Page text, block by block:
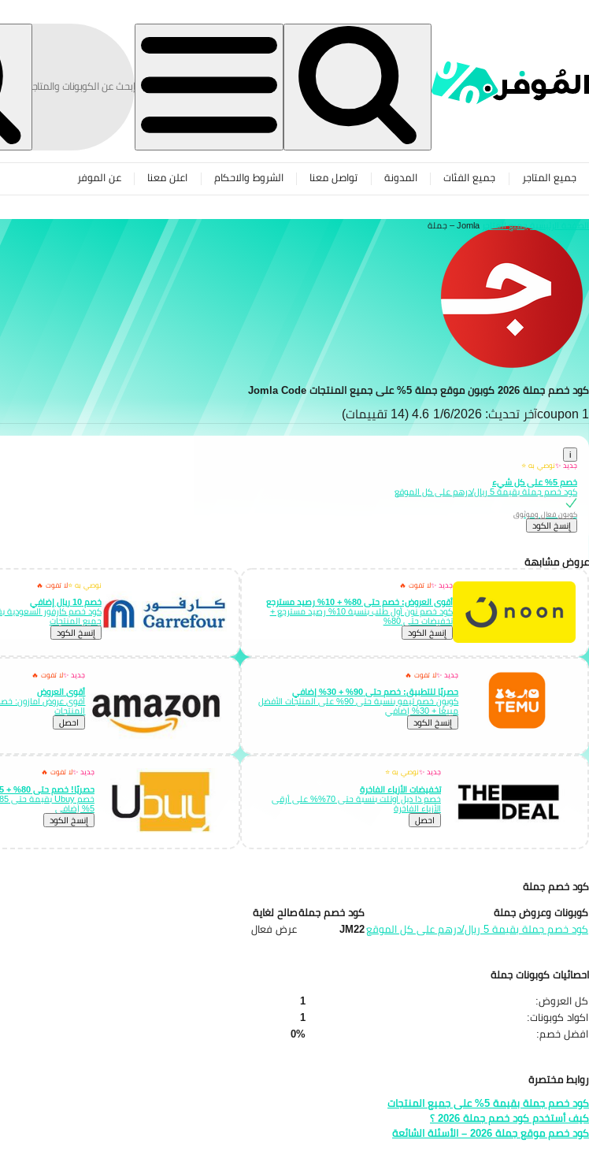
جميع المتاجر جميع الفئات المدونة تواصل معنا الشروط والاحكام اعلن معنا عن الموفر
كود خصم جملة 2026 كوبون موقع جملة 5% على جميع المنتجات Jomla Code
1 coupon آخر تحديث: 1/6/2026 4.6 (14 تقييمات)
i
جديد ✨نوصي به ⭐
خصم 5% على كل شيء
كود خصم جملة بقيمة 5 ريال/درهم على كل الموقع
كوبون فعال وموثوق
إِنسخ الكود
عروض مشابهة
جديد ✨لا تفوت 🔥
أقوى العروض: خصم حتى 80% + 10% رصيد مسترجع
كود خصم نون أول طلب بنسبة 10% رصيد مسترجع +
تخفيضات حتى 80%
إِنسخ الكود
نوصي به ⭐لا تفوت 🔥
خصم 10 ريال إضافي
جميع المنتجات
إِنسخ الكود
جديد ✨لا تفوت 🔥
حصريًا للتطبيق: خصم حتى 90% + 30% إضافي
كوبون خصم تيمو بنسبة حتى 90% على المنتجات الأفضل
مبيعًا + 30% إضافي
إِنسخ الكود
جديد ✨لا تفوت 🔥
أقوى العروض
المنتجات
احصل
جديد ✨نوصي به ⭐
تخفيضات الأزياء الفاخرة
خصم ذا ديل اوتلت بنسبة حتى 70%% على أرقى
الأزياء الفاخرة
احصل
جديد ✨لا تفوت 🔥
حصريًا! خصم حتى 80% + 5% إضافي
5% إضافي
إِنسخ الكود
كود خصم جملة
كوبونات وعروض جملة
كود خصم جملةصالح لغاية
كود خصم جملة بقيمة 5 ريال/درهم على كل الموقع
JM22 عرض فعال
احصائيات كوبونات جملة
كل العروض:
1
اكواد كوبونات:
1
افضل خصم:
0%
روابط مختصرة
كود خصم جملة بقيمة 5% على جميع المنتجات
كيف أستخدم كود خصم جملة 2026 ؟
كود خصم موقع جملة 2026 – الأسئلة الشائعة
الصفحة الرئيسيةجميع المتاجر Jomla – جملة